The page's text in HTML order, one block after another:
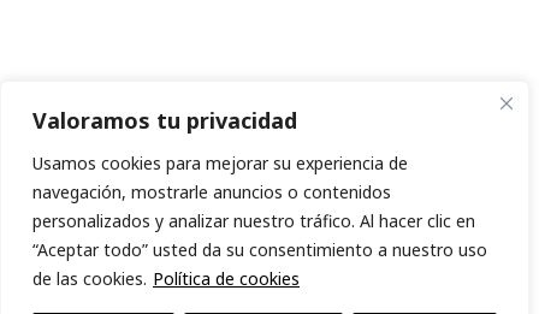
Valoramos tu privacidad
Usamos cookies para mejorar su experiencia de
navegación, mostrarle anuncios o contenidos
personalizados y analizar nuestro tráfico. Al hacer clic en
“Aceptar todo” usted da su consentimiento a nuestro uso
de las cookies. Política de cookies